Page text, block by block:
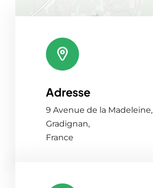
|Map tiles byCARTO
OpenStreetMap, under ODbL.
Adresse
9 Avenue de la Madeleine,
Gradignan,
France